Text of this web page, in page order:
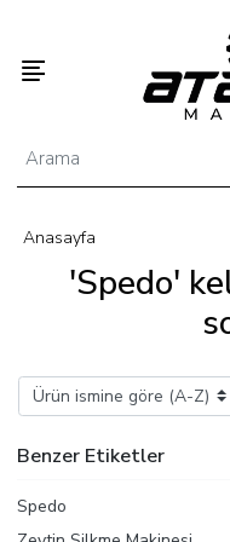
'Spedo'
Anasayfa
Benzer Etiketler
Spedo